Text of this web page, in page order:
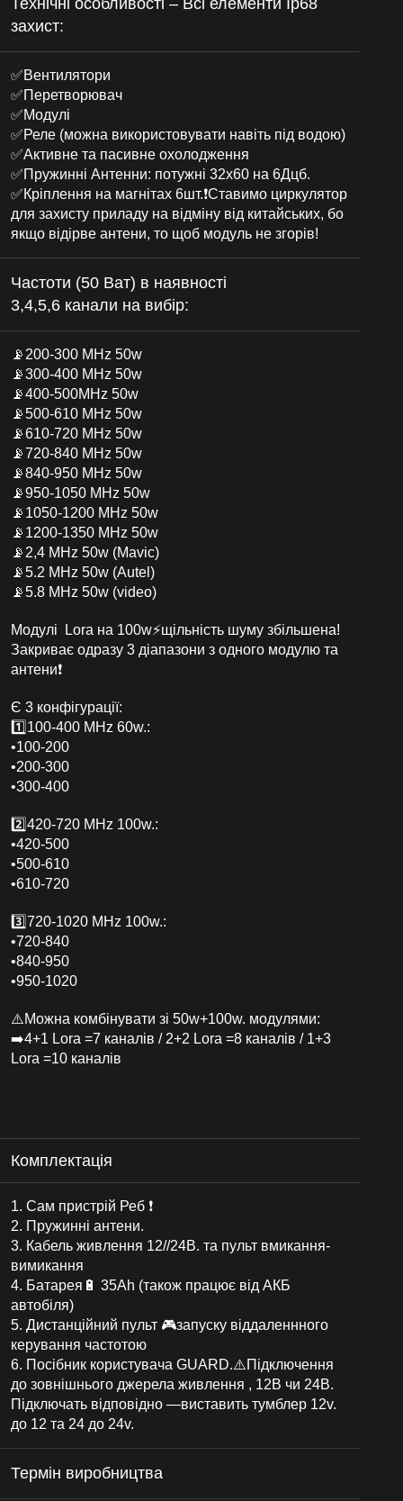
Технічні особливості – Всі елементи Ip68
захист:
✅Вентилятори
✅Перетворювач
✅Модулі
✅Реле (можна використовувати навіть під водою)
✅Активне та пасивне охолодження
✅Пружинні Антенни: потужні 32х60 на 6Дцб.
✅Кріплення на магнітах 6шт.❗️Ставимо циркулятор
для захисту приладу на відміну від китайських, бо
якщо відірве антени, то щоб модуль не згорів!
Частоти (50 Ват) в наявності
3,4,5,6 канали на вибір:
📡200-300 MHz 50w
📡300-400 MHz 50w
📡400-500MHz 50w
📡500-610 MHz 50w
📡610-720 MHz 50w
📡720-840 MHz 50w
📡840-950 MHz 50w
📡950-1050 MHz 50w
📡1050-1200 MHz 50w
📡1200-1350 MHz 50w
📡2,4 MHz 50w (Mavic)
📡5.2 MHz 50w (Autel)
📡5.8 MHz 50w (video)
Модулі Lora на 100w⚡️щільність шуму збільшена!
Закриває одразу 3 діапазони з одного модулю та
антени❗️
Є 3 конфігурації:
1️⃣100-400 MHz 60w.:
•100-200
•200-300
•300-400
2️⃣420-720 MHz 100w.:
•420-500
•500-610
•610-720
3️⃣720-1020 MHz 100w.:
•720-840
•840-950
•950-1020
⚠️Можна комбінувати зі 50w+100w. модулями:
➡️4+1 Lora =7 каналів / 2+2 Lora =8 каналів / 1+3
Lora =10 каналів
Комплектація
1. Сам пристрій Реб ❗
2. Пружинні антени.
3. Кабель живлення 12//24В. та пульт вмикання-
вимикання
4. Батарея🔋 35Ah (також працює від АКБ
автобіля)
5. Дистанційний пульт 🎮запуску віддаленнного
керування частотою
6. Посібник користувача GUARD.⚠️Підключення
до зовнішнього джерела живлення , 12В чи 24В.
Підключать відповідно —виставить тумблер 12v.
до 12 та 24 до 24v.
Термін виробництва